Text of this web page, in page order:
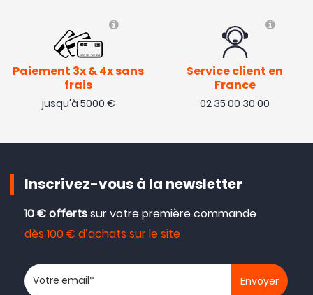
Paiement 3x & 4x sans
frais
jusqu'à 5000 €
Service client en
France
02 35 00 30 00
Inscrivez-vous à la newsletter
10 € offertssur votre première commande
dès 100 € d’achats sur le site
Votre adresse email